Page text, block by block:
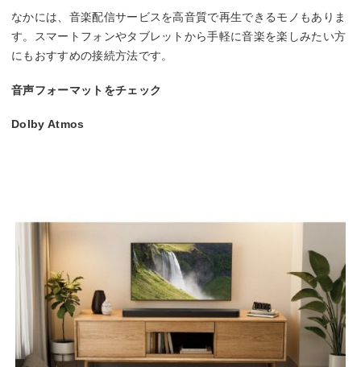
なかには、音楽配信サービスを高音質で再生できるモノもありま
す。スマートフォンやタブレットから手軽に音楽を楽しみたい方
にもおすすめの接続方法です。
音声フォーマットをチェック
Dolby Atmos